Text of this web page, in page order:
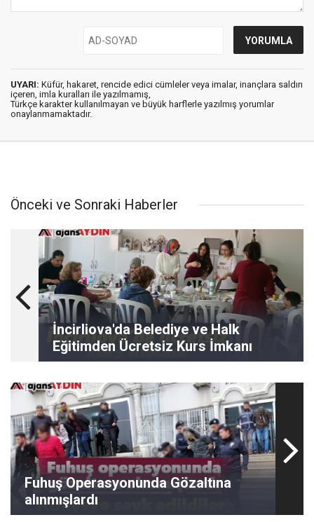
UYARI: Küfür, hakaret, rencide edici cümleler veya imalar, inançlara saldırı
içeren, imla kuralları ile yazılmamış,
Türkçe karakter kullanılmayan ve büyük harflerle yazılmış yorumlar
onaylanmamaktadır.
Önceki ve Sonraki Haberler
İncirliova'da Belediye ve Halk
Eğitimden Ücretsiz Kurs İmkanı
Fuhuş Operasyonunda Gözaltına
alınmışlardı